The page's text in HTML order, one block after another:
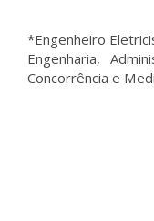
*Engenheiro
Engenharia,
Concorrência e